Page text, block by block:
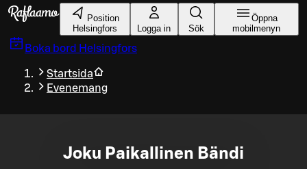
Gå till huvudinnehållet
Position
Helsingfors
Logga in Sök
Öppna
mobilmenyn
Boka bord Helsingfors
Startsida
Evenemang
Joku Paikallinen Bändi